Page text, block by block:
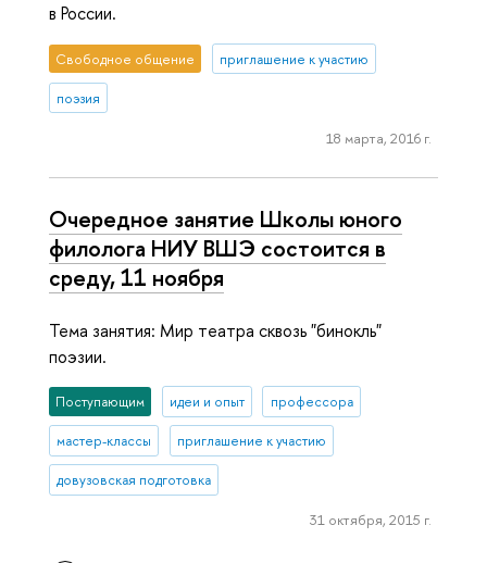
в России.
Свободное общение приглашение к участию
поэзия
18 марта, 2016 г.
Очередное занятие Школы юного
филолога НИУ ВШЭ состоится в
среду, 11 ноября
Тема занятия: Мир театра сквозь "бинокль"
поэзии.
Поступающим идеи и опыт профессора
мастер-классы приглашение к участию
довузовская подготовка
31 октября, 2015 г.